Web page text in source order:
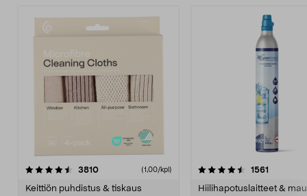
3810arvostelut (1,00/kpl)
Keittiön puhdistus & tiskaus
4.5viidestä
1561
Hiilihapotuslaitteet &
4.5viidestä